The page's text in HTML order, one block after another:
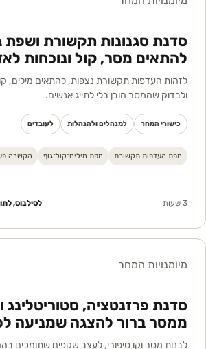
סדנת סגנונות תקשורת ושפת
להתאים מסר, קול ונוכחות
לזהות העדפות תקשורת נצפות, להתאים מילים,
ולבדוק שהמסר הובן בלי לתייג אנשים.
כישורי המחר למנהלים ולהנהלות לעובדים
מפת העדפות תקשורת מפת מילים־קול־גוף הקשבה
3 שעות לסילבוס,
מיומנויות המחר
סדנת פרזנטציה, סטוריטלינג
ממסר ברור להצגה שמניעה
לבנות מסר וקו סיפורי, לעצב שקפים שתומכים